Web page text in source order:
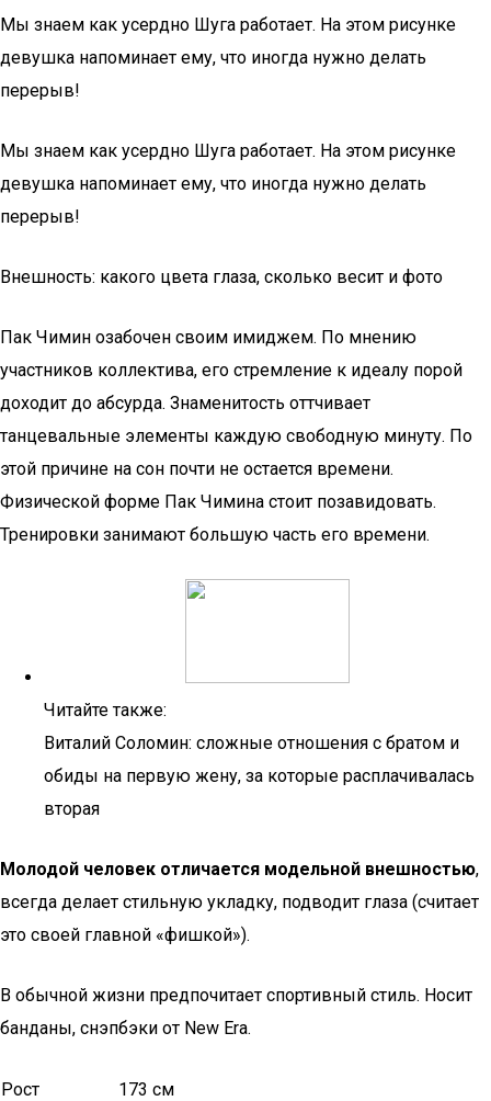
Мы знаем как усердно Шуга работает. На этом рисунке
девушка напоминает ему, что иногда нужно делать
перерыв!
Мы знаем как усердно Шуга работает. На этом рисунке
девушка напоминает ему, что иногда нужно делать
перерыв!
Внешность: какого цвета глаза, сколько весит и фото
Пак Чимин озабочен своим имиджем. По мнению
участников коллектива, его стремление к идеалу порой
доходит до абсурда. Знаменитость оттчивает
танцевальные элементы каждую свободную минуту. По
этой причине на сон почти не остается времени.
Физической форме Пак Чимина стоит позавидовать.
Тренировки занимают большую часть его времени.
Читайте также:
Виталий Соломин: сложные отношения с братом и
обиды на первую жену, за которые расплачивалась
вторая
Молодой человек отличается модельной внешностью,
всегда делает стильную укладку, подводит глаза (считает
это своей главной «фишкой»).
В обычной жизни предпочитает спортивный стиль. Носит
банданы, снэпбэки от New Era.
Рост
173 см